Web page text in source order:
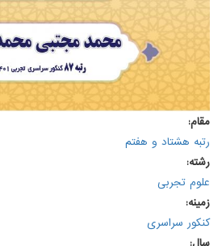
مقام:
رتبه هشتاد و هفتم
رشته:
علوم تجربی
زمینه:
کنکور سراسری